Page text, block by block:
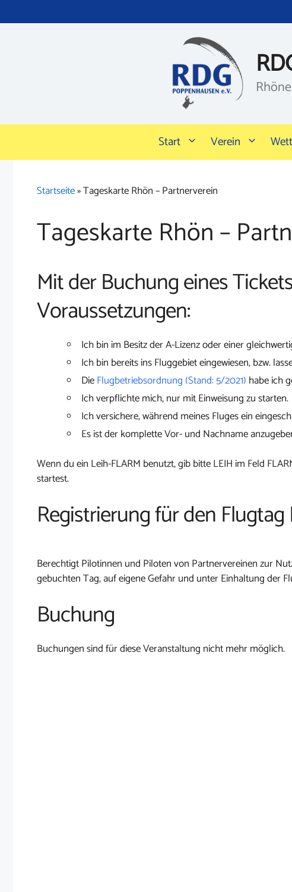
Inhalt
Start Verein
Startseite»Tageskarte Rhön – Partnerverein
Tageskarte Rhön –
Mit der Buchung eines
Voraussetzungen:
Ich bin im Besitz der A-Lizenz oder einer
Ich bin bereits ins Fluggebiet eingewiesen, bzw.
DieFlugbetriebsordnung (Stand: 5/2021) habe ich
Ich verpflichte mich, nur mit Einweisung zu starten.
Ich versichere, während meines Fluges ein
Es ist der komplette Vor- und Nachname
Wenn du ein Leih-FLARM benutzt, gib bitte LEIH im Feld
startest.
Registrierung für den Flugtag
Berechtigt Pilotinnen und Piloten von Partnervereinen zur
gebuchten Tag, auf eigene Gefahr und unter Einhaltung der
Buchung
Buchungen sind für diese Veranstaltung nicht mehr möglich.